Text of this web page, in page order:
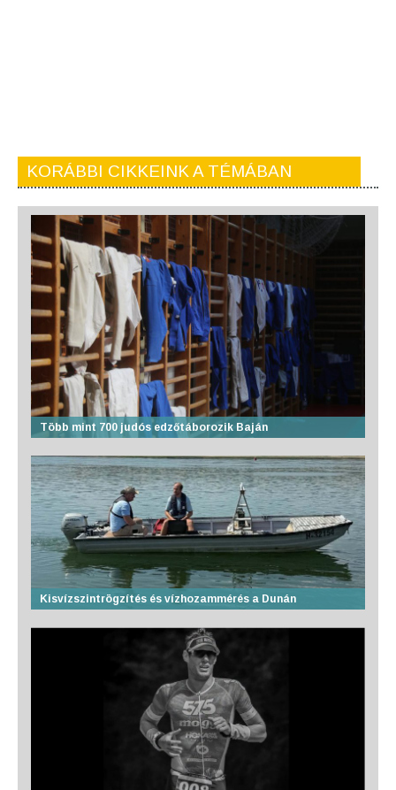
KORÁBBI CIKKEINK A TÉMÁBAN
Több mint 700 judós edzőtáborozik Baján
Kisvízszintrögzítés és vízhozammérés a Dunán